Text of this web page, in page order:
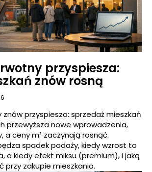
przyspiesza:
znów rosną
znów przyspiesza: sprzedaż mieszkań
przewyższa nowe wprowadzenia,
a ceny m² zaczynają rosnąć.
spadek podaży, kiedy wzrost to
a kiedy efekt miksu (premium), i jaką
przy zakupie mieszkania.